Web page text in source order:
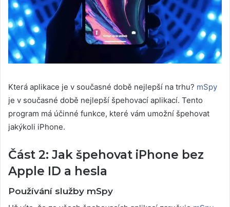
Která aplikace je v současné době nejlepší na trhu? mSpy
je v současné době nejlepší špehovací aplikací. Tento
program má účinné funkce, které vám umožní špehovat
jakýkoli iPhone.
Část 2: Jak špehovat iPhone bez
Apple ID a hesla
Používání služby mSpy